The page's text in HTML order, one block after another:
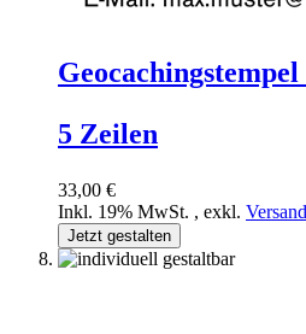
5 Zeilen
33,00 €
Inkl. 19% MwSt. , exkl.
Jetzt gestalten